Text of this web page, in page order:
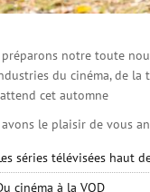
préparons notre toute
du cinéma, de la
cet automne
avons le plaisir de vous
séries télévisées haut
cinéma à la VOD